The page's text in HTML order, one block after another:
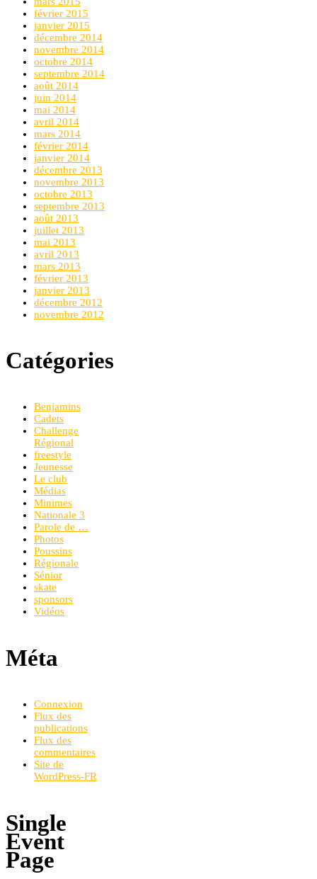
février 2015
janvier 2015
décembre 2014
novembre 2014
octobre 2014
septembre 2014
août 2014
juin 2014
mai 2014
avril 2014
mars 2014
février 2014
janvier 2014
décembre 2013
novembre 2013
octobre 2013
septembre 2013
août 2013
juillet 2013
mai 2013
avril 2013
mars 2013
février 2013
janvier 2013
décembre 2012
novembre 2012
Catégories
Benjamins
Cadets
Challenge
Régional
freestyle
Jeunesse
Le club
Médias
Minimes
Nationale 3
Parole de …
Photos
Poussins
Régionale
Sénior
skate
sponsors
Vidéos
Méta
Connexion
Flux des
publications
Flux des
commentaires
Site de
WordPress-FR
Single
Event
Page